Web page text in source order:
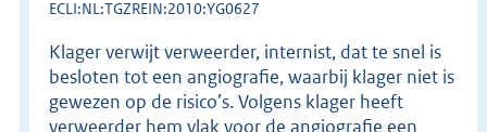
ECLI:NL:TGZREIN:2010:YG0627
Klager verwijt verweerder, internist, dat te snel is
besloten tot een angiografie, waarbij klager niet is
gewezen op de risico’s. Volgens klager heeft
verweerder hem vlak voor de angiografie een